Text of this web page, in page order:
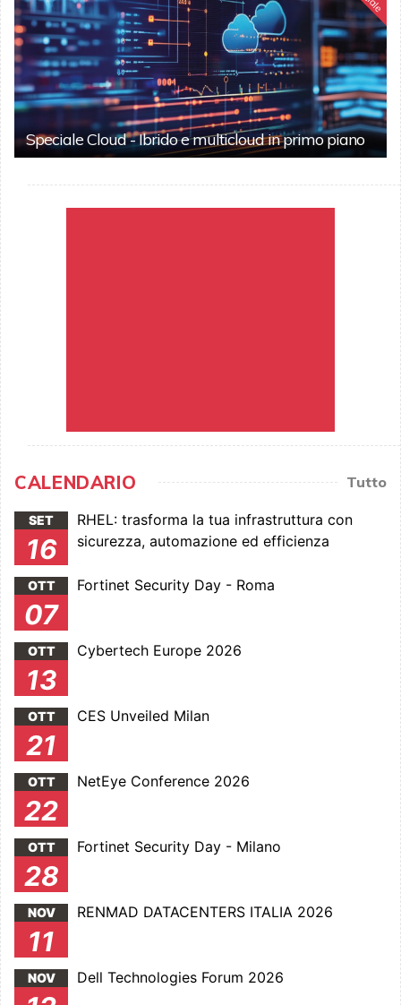
Speciale Cloud - Ibrido e multicloud in primo piano
CALENDARIO Tutto
SET
16
RHEL: trasforma la tua infrastruttura con
sicurezza, automazione ed efficienza
OTT
07
Fortinet Security Day - Roma
OTT
13
Cybertech Europe 2026
OTT
21
CES Unveiled Milan
OTT
22
NetEye Conference 2026
OTT
28
Fortinet Security Day - Milano
NOV
11
RENMAD DATACENTERS ITALIA 2026
NOV Dell Technologies Forum 2026